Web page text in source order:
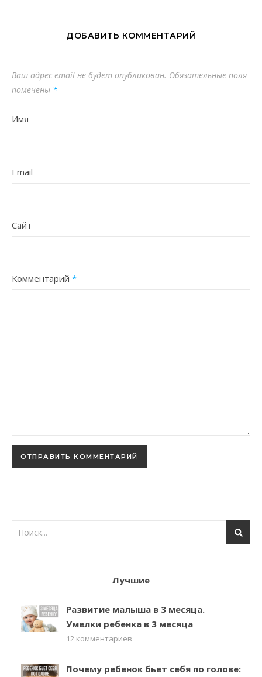
ДОБАВИТЬ КОММЕНТАРИЙ
Ваш адрес email не будет опубликован. Обязательные поля
помечены *
Имя
Email
Сайт
Комментарий *
Лучшие
Развитие малыша в 3 месяца.
Умелки ребенка в 3 месяца
12 комментариев
Почему ребенок бьет себя по голове: